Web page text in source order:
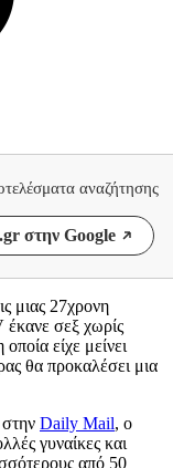
αναζήτησης
στην Google
μιας 27χρονη
έκανε σεξ χωρίς
είχε μείνει
θα προκαλέσει μια
Daily Mail, ο
γυναίκες και
από 50